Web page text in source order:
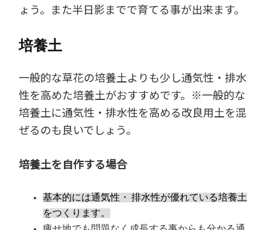
ょう。また半日影までで育てる事が出来ます。
培養土
一般的な草花の培養土よりも少し通気性・排水
性を高めた培養土がおすすめです。※一般的な
培養土に通気性・排水性を高める改良用土を混
ぜるのも良いでしょう。
培養土を自作する場合
基本的には通気性・ 排水性が優れている培養土
をつくります。